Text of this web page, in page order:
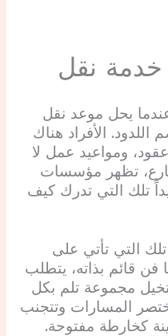
نقل
يحل موعد نقل
اللدود. الأفراد هناك
ومواعيد عمل لا
تظهر مؤسسات
تلك التي تدرك كيف
التي تأتي على
فن قائم بذاته، يتطلب
مجموعة تلم بكل
المسارات وتتجنب
كخارطة مفتوحة.